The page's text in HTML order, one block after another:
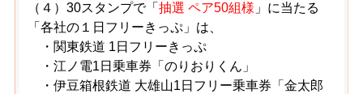
（４）30スタンプで「抽選 ペア50組様 」に当たる
「各社の１日フリーきっぷ」は、
・関東鉄道 1日フリーきっぷ
・江ノ電1日乗車券「のりおりくん」
・伊豆箱根鉄道 大雄山1日フリー乗車券「金太郎